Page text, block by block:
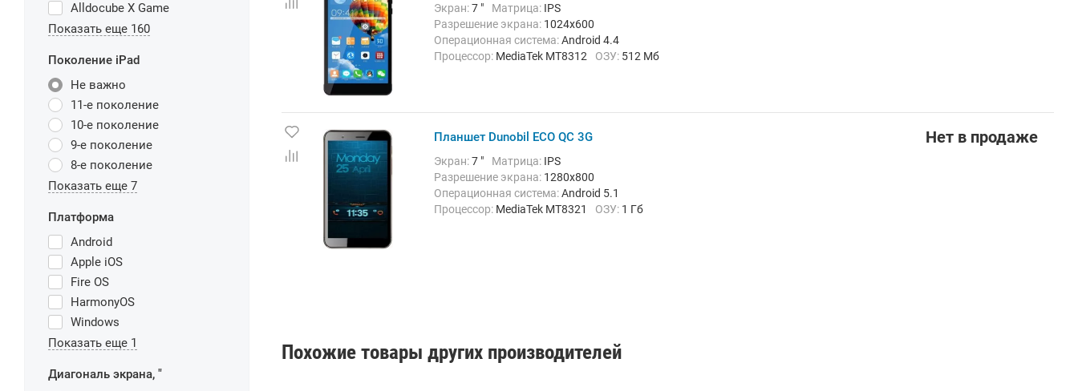
Alldocube X Game
Показать еще 160
Поколение iPad
Не важно
11-е поколение
10-е поколение
9-е поколение
8-е поколение
Показать еще 7
Платформа
Android
Apple iOS
Fire OS
HarmonyOS
Windows
Показать еще 1
Диагональ экрана, "
Экран:7 " Матрица: IPS
Разрешение экрана: 1024х600
Операционная система:Android 4.4
Процессор: MediaTek MT8312 ОЗУ: 512 Мб
Планшет Dunobil ECO QC 3G
Экран:7 " Матрица: IPS
Разрешение экрана: 1280x800
Операционная система:Android 5.1
Процессор: MediaTek MT8321 ОЗУ: 1 Гб
Нет в продаже
Похожие товары других производителей